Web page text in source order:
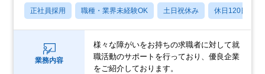
正社員採用 職種・業界未経験OK 土日祝休み 休日120日以上
業務内容
様々な障がいをお持ちの求職者に対して就
職活動のサポートを行っており、優良企業
をご紹介しております。